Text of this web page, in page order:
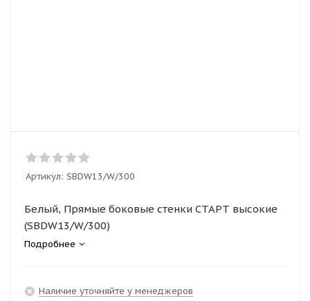
Артикул: SBDW13/W/300
Белый, Прямые боковые стенки СТАРТ высокие
(SBDW13/W/300)
Подробнее
Наличие уточняйте у менеджеров